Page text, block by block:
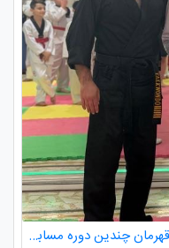
ارتقای کمربند دان ۳ صدرا سلطانخواه قهرمان چندین دوره مسابقات استانی و کشوری در رده سنی خردسالان و نونهالان